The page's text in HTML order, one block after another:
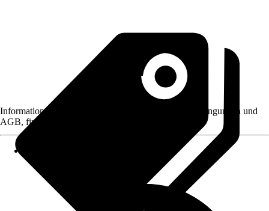
Informationen des Verkäufers, wie z. B. Rückgabebedingungen und
AGB, finden Sie bei Klick auf den Verkäufernamen.